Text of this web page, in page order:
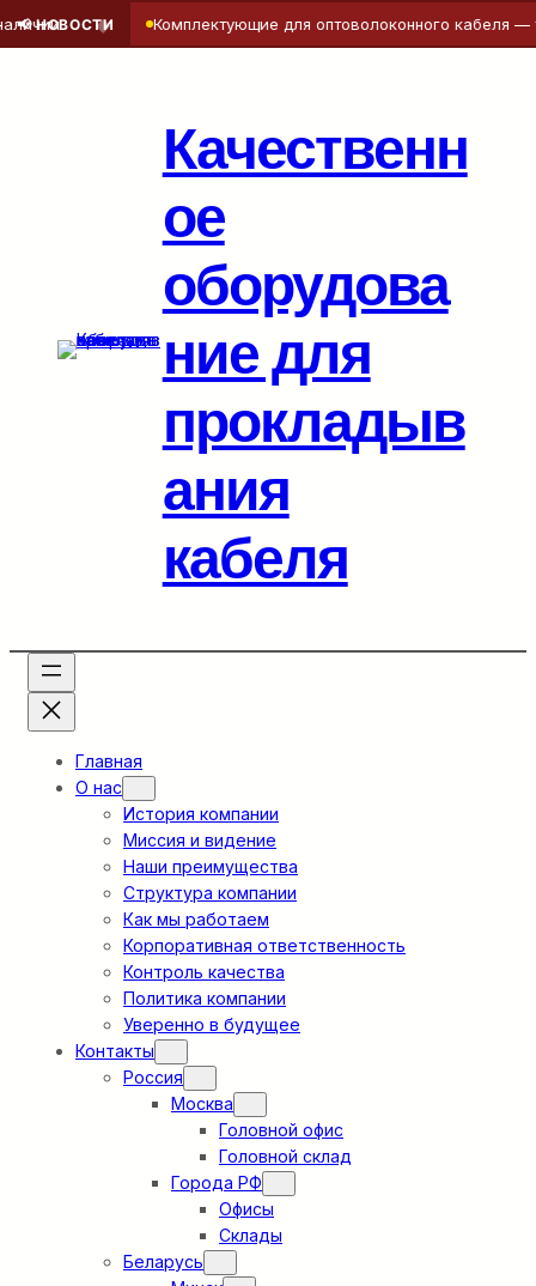
Качественн
ое
оборудова
ние для
прокладыв
ания
кабеля
Главная
О нас
История компании
Миссия и видение
Наши преимущества
Структура компании
Как мы работаем
Корпоративная ответственность
Контроль качества
Политика компании
Уверенно в будущее
Контакты
Россия
Москва
Головной офис
Головной склад
Города РФ
Офисы
Склады
Беларусь
📢 НОВОСТИ
◆ Комплектующие для оптоволоконного кабеля —